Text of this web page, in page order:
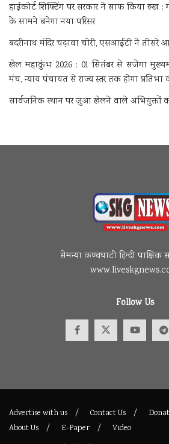
हाईकोर्ट शिफ्टिंग पर सरकार ने साफ किया रुख :
के सामने बनेगा नया परिसर
बदरीनाथ मंदिर चढ़ावा चोरी, एसआईटी ने तीसरे
खेल महाकुंभ 2026 : 01 सितंबर से सजेगा
मंच, न्याय पंचायत से राज्य स्तर तक होगा प्रतिभा
सार्वजनिक स्थान पर जुआ खेलने वाले अभियुक्तों
सेमन्या कण्वघाटी हिन्दी पाक्षिक
Follow Us
Advertise with us Contact Us
About Us
E-Paper Video